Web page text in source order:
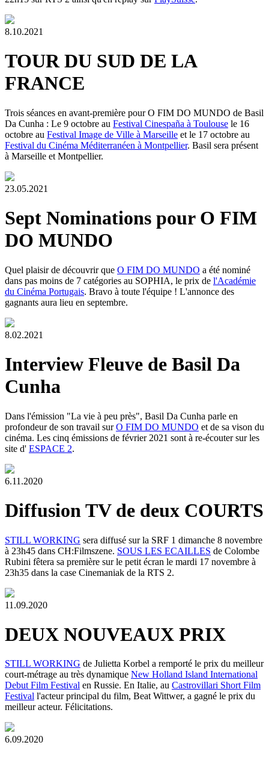
8.10.2021
TOUR DU SUD DE LA
FRANCE
Trois séances en avant-première pour O FIM DO MUNDO de Basil
Da Cunha : Le 9 octobre au Festival Cinespaña à Toulouse le 16
octobre au Festival Image de Ville à Marseille et le 17 octobre au
Festival du Cinéma Méditerranéen à Montpellier. Basil sera présent
à Marseille et Montpellier.
23.05.2021
Sept Nominations pour O FIM
DO MUNDO
Quel plaisir de découvrir que O FIM DO MUNDO a été nominé
dans pas moins de 7 catégories au SOPHIA, le prix de l'Académie
du Cinéma Portugais. Bravo à toute l'équipe ! L'annonce des
gagnants aura lieu en septembre.
8.02.2021
Interview Fleuve de Basil Da
Cunha
Dans l'émission "La vie à peu près", Basil Da Cunha parle en
profondeur de son travail surO FIM DO MUNDO et de sa vison du
cinéma. Les cinq émissions de février 2021 sont à re-écouter sur les
site d' ESPACE 2.
6.11.2020
Diffusion TV de deux COURTS
STILL WORKING sera diffusé sur la SRF 1 dimanche 8 novembre
à 23h45 dans CH:Filmszene. SOUS LES ECAILLES de Colombe
Rubini fêtera sa première sur le petit écran le mardi 17 novembre à
23h35 dans la case Cinemaniak de la RTS 2.
11.09.2020
DEUX NOUVEAUX PRIX
STILL WORKING de Julietta Korbel a remporté le prix du meilleur
court-métrage au très dynamique New Holland Island International
Debut Film Festival en Russie. En Italie, au Castrovillari Short Film
Festival l'acteur principal du film, Beat Wittwer, a gagné le prix du
meilleur acteur. Félicitations.
6.09.2020